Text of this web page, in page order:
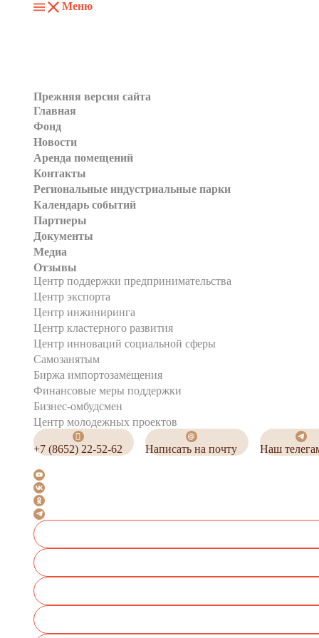
Меню
Прежняя версия сайта
Главная
Фонд
Новости
Аренда помещений
Контакты
Региональные индустриальные парки
Календарь событий
Партнеры
Документы
Медиа
Отзывы
Центр поддержки предпринимательства
Центр экспорта
Центр инжиниринга
Центр кластерного развития
Центр инноваций социальной сферы
Cамозанятым
Биржа импортозамещения
Финансовые меры поддержки
Бизнес-омбудсмен
Центр молодежных проектов
+7 (8652) 22-52-62 Написать на почту Наш